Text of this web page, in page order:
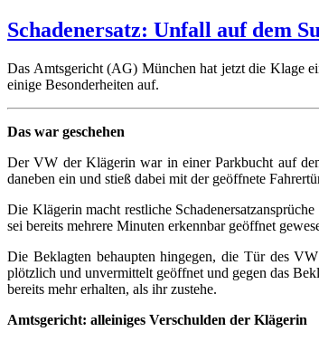
Schadenersatz: Unfall auf dem
Das Amtsgericht (AG) München hat jetzt die Klage
einige Besonderheiten auf.
Das war geschehen
Der VW der Klägerin war in einer Parkbucht auf
daneben ein und stieß dabei mit der geöffnete
Die Klägerin macht restliche
sei bereits mehrere Minuten erkennbar geöffnet
Die Beklagten behaupten hingegen, die Tür des
plötzlich und unvermittelt geöffnet und gegen das
bereits mehr erhalten, als ihr zustehe.
Amtsgericht: alleiniges Verschulden der Klägerin